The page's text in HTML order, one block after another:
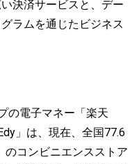
決済サービスと、デー
ラムを通じたビジネス
の電子マネー「楽天
」は、現在、全国77.6
コンビニエンスストア